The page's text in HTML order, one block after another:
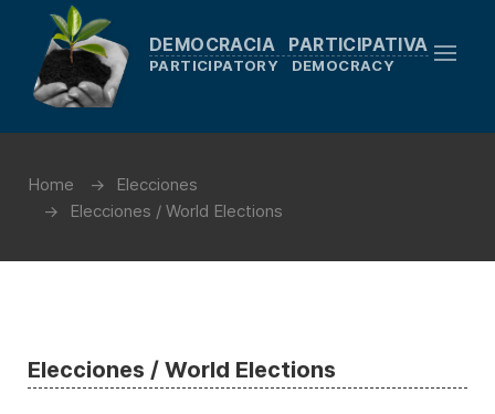
DEMOCRACIA PARTICIPATIVA
PARTICIPATORY DEMOCRACY
Home
Elecciones
Elecciones / World Elections
Elecciones / World Elections